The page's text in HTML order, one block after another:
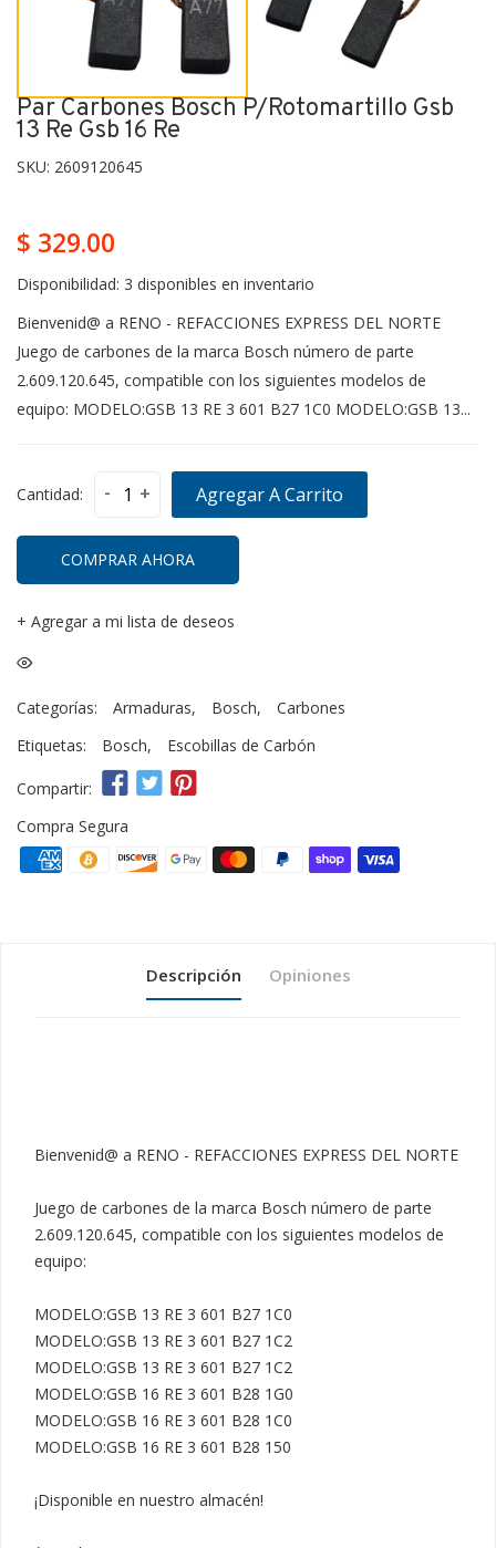
Par Carbones Bosch P/rotomartillo Gsb
13 Re Gsb 16 Re
SKU: 2609120645
$ 329.00
Disponibilidad: 3 disponibles en inventario
Bienvenid@ a RENO - REFACCIONES EXPRESS DEL NORTE
Juego de carbones de la marca Bosch número de parte
2.609.120.645, compatible con los siguientes modelos de
equipo: MODELO:GSB 13 RE 3 601 B27 1C0 MODELO:GSB 13...
Cantidad: - + Agregar A Carrito
COMPRAR AHORA
+ Agregar a mi lista de deseos
Categorías: Armaduras, Bosch,
Carbones
Etiquetas:
Bosch, Escobillas de Carbón
Compartir:
Compra Segura
Descripción Opiniones
Bienvenid@ a RENO - REFACCIONES EXPRESS DEL NORTE
Juego de carbones de la marca Bosch número de parte
2.609.120.645, compatible con los siguientes modelos de
equipo:
MODELO:GSB 13 RE 3 601 B27 1C0
MODELO:GSB 13 RE 3 601 B27 1C2
MODELO:GSB 13 RE 3 601 B27 1C2
MODELO:GSB 16 RE 3 601 B28 1G0
MODELO:GSB 16 RE 3 601 B28 1C0
MODELO:GSB 16 RE 3 601 B28 150
¡Disponible en nuestro almacén!